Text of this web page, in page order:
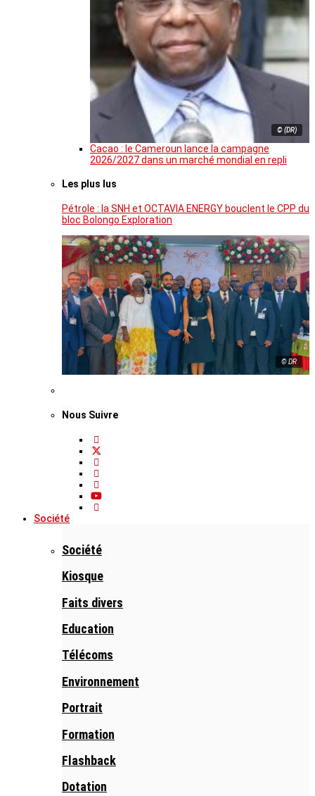
© (DR)
Cacao : le Cameroun lance la campagne
2026/2027 dans un marché mondial en repli
Les plus lus
Pétrole : la SNH et OCTAVIA ENERGY bouclent le CPP du
bloc Bolongo Exploration
© DR
Nous Suivre
Société
Société
Kiosque
Faits divers
Education
Télécoms
Environnement
Portrait
Formation
Flashback
Dotation